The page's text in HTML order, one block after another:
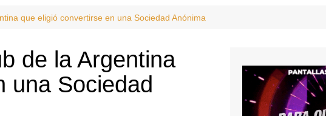
que eligió convertirse en una Sociedad Anónima
de la Argentina
una Sociedad